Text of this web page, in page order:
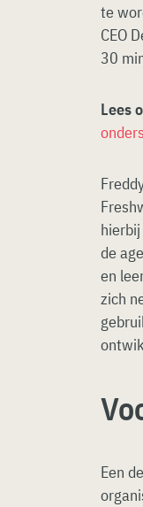
te
CEO
30
Lees
de
en
zich
Een